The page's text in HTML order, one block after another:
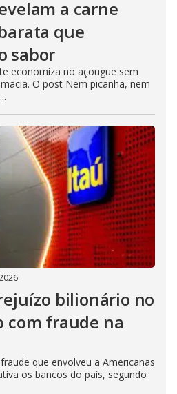
a carne
que
sabor
economiza no açougue sem
O post Nem picanha, nem
bilionário no
com fraude na
que envolveu a Americanas
os bancos do país, segundo